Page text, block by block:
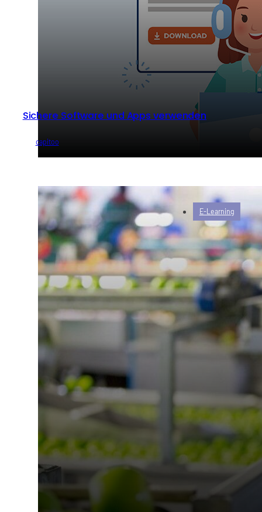
Sichere Software und Apps verwenden
capitoo
E-Learning